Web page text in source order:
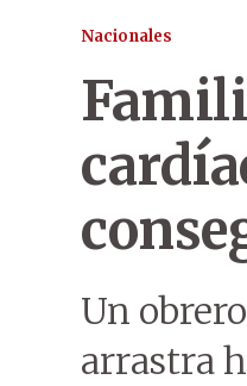
Nacionales
Un
arrastra